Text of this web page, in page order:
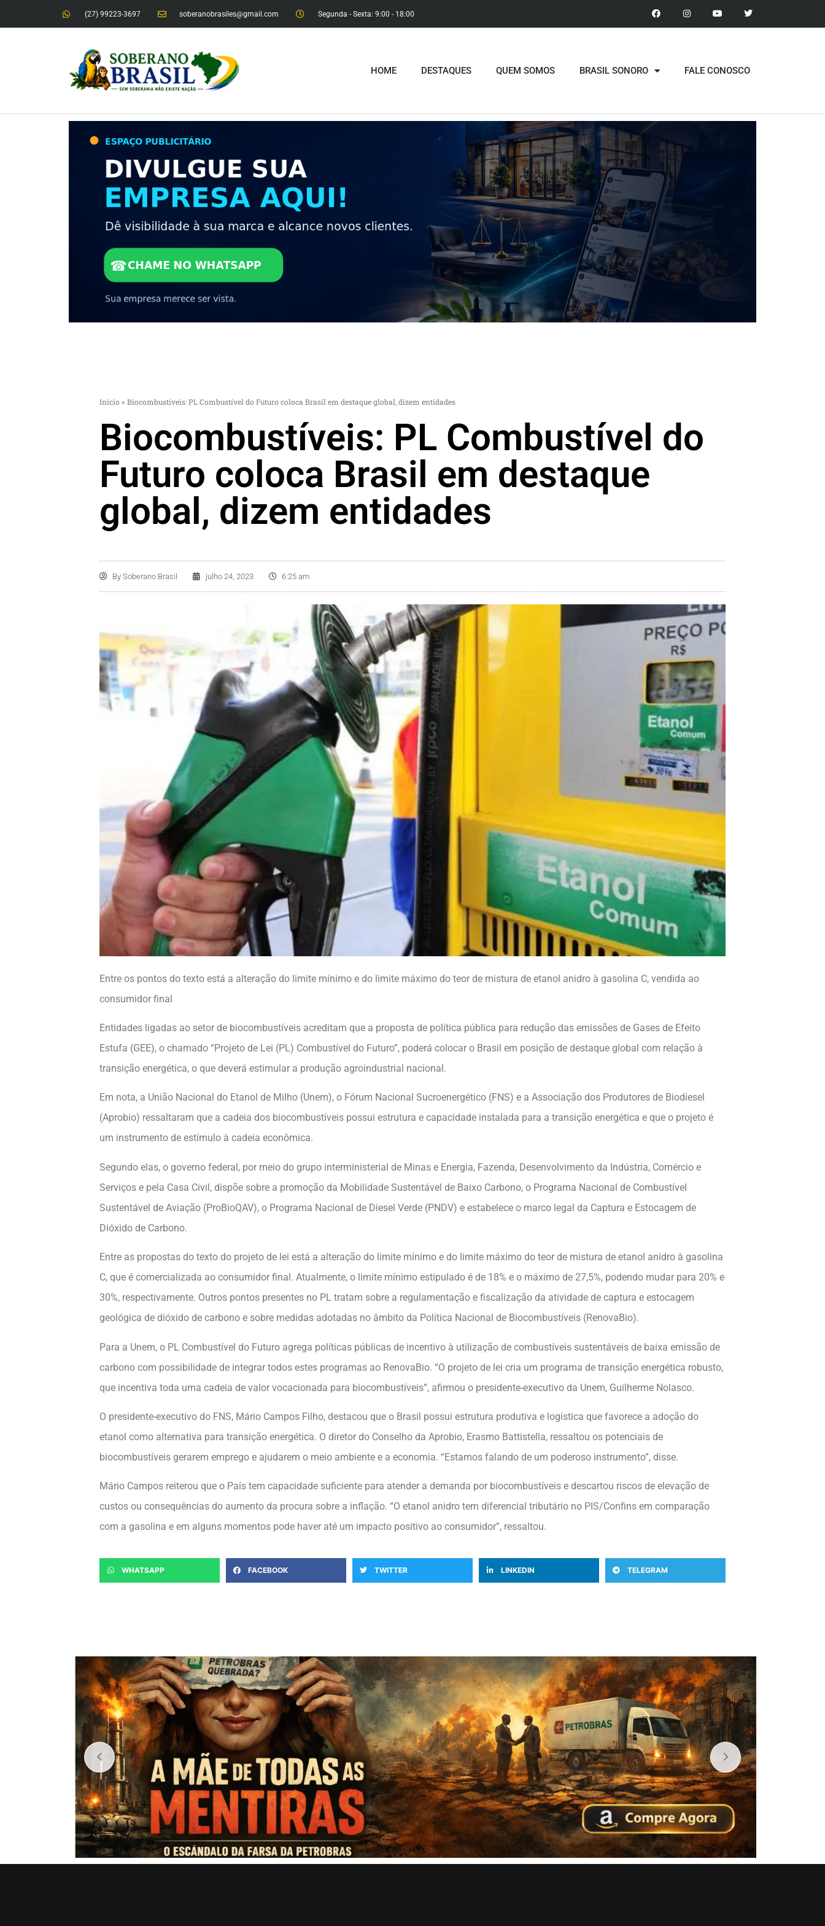
(27) 99223-3697 soberanobrasiles@gmail.com Segunda - Sexta: 9:00 - 18:00​
HOME DESTAQUES QUEM SOMOS BRASIL SONORO FALE CONOSCO
Início » Biocombustíveis: PL Combustível do Futuro coloca Brasil em destaque global, dizem entidades
Biocombustíveis: PL Combustível do
Futuro coloca Brasil em destaque
global, dizem entidades
By Soberano Brasil julho 24, 2023 6:25 am
Entre os pontos do texto está a alteração do limite mínimo e do limite máximo do teor de mistura de etanol anidro à gasolina C, vendida ao
consumidor final
Entidades ligadas ao setor de biocombustíveis acreditam que a proposta de política pública para redução das emissões de Gases de Efeito
Estufa (GEE), o chamado “Projeto de Lei (PL) Combustível do Futuro”, poderá colocar o Brasil em posição de destaque global com relação à
transição energética, o que deverá estimular a produção agroindustrial nacional.
Em nota, a União Nacional do Etanol de Milho (Unem), o Fórum Nacional Sucroenergético (FNS) e a Associação dos Produtores de Biodiesel
(Aprobio) ressaltaram que a cadeia dos biocombustíveis possui estrutura e capacidade instalada para a transição energética e que o projeto é
um instrumento de estímulo à cadeia econômica.
Segundo elas, o governo federal, por meio do grupo interministerial de Minas e Energia, Fazenda, Desenvolvimento da Indústria, Comércio e
Serviços e pela Casa Civil, dispõe sobre a promoção da Mobilidade Sustentável de Baixo Carbono, o Programa Nacional de Combustível
Sustentável de Aviação (ProBioQAV), o Programa Nacional de Diesel Verde (PNDV) e estabelece o marco legal da Captura e Estocagem de
Dióxido de Carbono.
Entre as propostas do texto do projeto de lei está a alteração do limite mínimo e do limite máximo do teor de mistura de etanol anidro à gasolina
C, que é comercializada ao consumidor final. Atualmente, o limite mínimo estipulado é de 18% e o máximo de 27,5%, podendo mudar para 20% e
30%, respectivamente. Outros pontos presentes no PL tratam sobre a regulamentação e fiscalização da atividade de captura e estocagem
geológica de dióxido de carbono e sobre medidas adotadas no âmbito da Política Nacional de Biocombustíveis (RenovaBio).
Para a Unem, o PL Combustível do Futuro agrega políticas públicas de incentivo à utilização de combustíveis sustentáveis de baixa emissão de
carbono com possibilidade de integrar todos estes programas ao RenovaBio. “O projeto de lei cria um programa de transição energética robusto,
que incentiva toda uma cadeia de valor vocacionada para biocombustíveis”, afirmou o presidente-executivo da Unem, Guilherme Nolasco.
O presidente-executivo do FNS, Mário Campos Filho, destacou que o Brasil possui estrutura produtiva e logística que favorece a adoção do
etanol como alternativa para transição energética. O diretor do Conselho da Aprobio, Erasmo Battistella, ressaltou os potenciais de
biocombustíveis gerarem emprego e ajudarem o meio ambiente e a economia. “Estamos falando de um poderoso instrumento”, disse.
Mário Campos reiterou que o País tem capacidade suficiente para atender a demanda por biocombustíveis e descartou riscos de elevação de
custos ou consequências do aumento da procura sobre a inflação. “O etanol anidro tem diferencial tributário no PIS/Confins em comparação
com a gasolina e em alguns momentos pode haver até um impacto positivo ao consumidor”, ressaltou.
WHATSAPP FACEBOOK TWITTER LINKEDIN TELEGRAM